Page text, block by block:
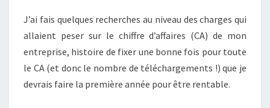
PRESTATION
DE
SERVICES
?
J’ai fais quelques recherches au niveau des charges qui
allaient peser sur le chiffre d’affaires (CA) de mon
entreprise, histoire de fixer une bonne fois pour toute
le CA (et donc le nombre de téléchargements !) que je
devrais faire la première année pour être rentable.